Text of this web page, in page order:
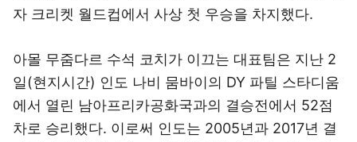
자 크리켓 월드컵에서 사상 첫 우승을 차지했다.
아몰 무줌다르 수석 코치가 이끄는 대표팀은 지난 2
일(현지시간) 인도 나비 뭄바이의 DY 파틸 스타디움
에서 열린 남아프리카공화국과의 결승전에서 52점
차로 승리했다. 이로써 인도는 2005년과 2017년 결